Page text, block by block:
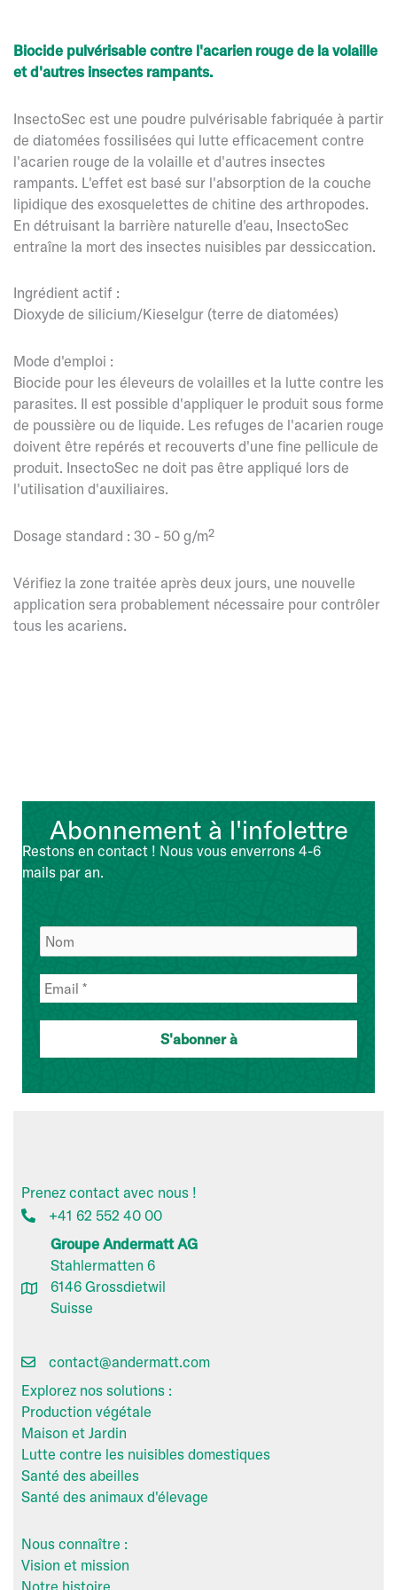
Biocide pulvérisable contre l'acarien rouge de la volaille
et d'autres insectes rampants.
InsectoSec est une poudre pulvérisable fabriquée à partir
de diatomées fossilisées qui lutte efficacement contre
l'acarien rouge de la volaille et d'autres insectes
rampants. L'effet est basé sur l'absorption de la couche
lipidique des exosquelettes de chitine des arthropodes.
En détruisant la barrière naturelle d'eau, InsectoSec
entraîne la mort des insectes nuisibles par dessiccation.
Ingrédient actif :
Dioxyde de silicium/Kieselgur (terre de diatomées)
Mode d'emploi :
Biocide pour les éleveurs de volailles et la lutte contre les
parasites. Il est possible d'appliquer le produit sous forme
de poussière ou de liquide. Les refuges de l'acarien rouge
doivent être repérés et recouverts d'une fine pellicule de
produit. InsectoSec ne doit pas être appliqué lors de
l'utilisation d'auxiliaires.
Dosage standard : 30 - 50 g/m²
Vérifiez la zone traitée après deux jours, une nouvelle
application sera probablement nécessaire pour contrôler
tous les acariens.
Abonnement à l'infolettre
Restons en contact ! Nous vous enverrons 4-6
mails par an.
Prenez contact avec nous !
+41 62 552 40 00
Groupe Andermatt AG
Stahlermatten 6
6146 Grossdietwil
Suisse
contact@andermatt.com
Explorez nos solutions :
Production végétale
Maison et Jardin
Lutte contre les nuisibles domestiques
Santé des abeilles
Santé des animaux d'élevage
Nous connaître :
Vision et mission
Notre histoire